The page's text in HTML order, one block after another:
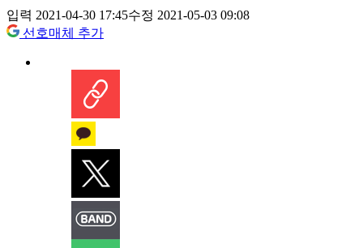
입력 2021-04-30 17:45수정 2021-05-03 09:08
선호매체 추가